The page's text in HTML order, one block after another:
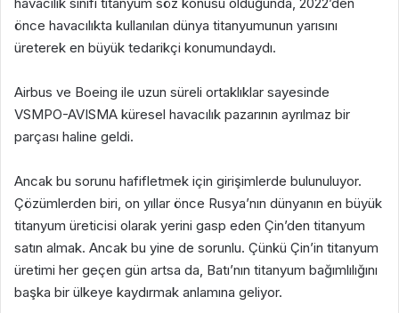
önce havacılıkta kullanılan dünya titanyumunun yarısını
üreterek en büyük tedarikçi konumundaydı.
Airbus ve Boeing ile uzun süreli ortaklıklar sayesinde
VSMPO-AVISMA küresel havacılık pazarının ayrılmaz bir
parçası haline geldi.
Ancak bu sorunu hafifletmek için girişimlerde bulunuluyor.
Çözümlerden biri, on yıllar önce Rusya’nın dünyanın en büyük
titanyum üreticisi olarak yerini gasp eden Çin’den titanyum
satın almak. Ancak bu yine de sorunlu. Çünkü Çin’in titanyum
üretimi her geçen gün artsa da, Batı’nın titanyum bağımlılığını
başka bir ülkeye kaydırmak anlamına geliyor.